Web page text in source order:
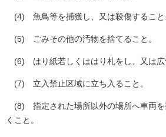
(4) 魚鳥等を捕獲し、又は殺傷すること
(5) ごみその他の汚物を捨てること。
(6) はり紙若しくははり札をし、又は広
(7) 立入禁止区域に立ち入ること。
(8) 指定された場所以外の場所へ車両を
くこと。